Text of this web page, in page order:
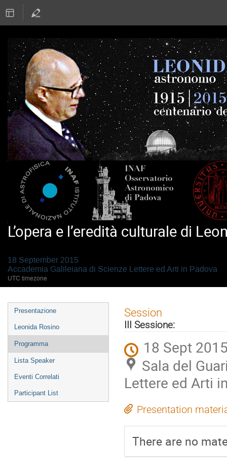
L’opera e l’eredità culturale di
18 September 2015
Accademia Galileiana di Scienze Lettere ed Arti in Padova
UTC timezone
Event
menu
Presentazione
Leonida Rosino
Programma
Lista Speaker
Eventi Correlati
Participant List
Session
III Sessione:
18 Sept
Sala del
Lettere ed Arti
Presentation
There are no